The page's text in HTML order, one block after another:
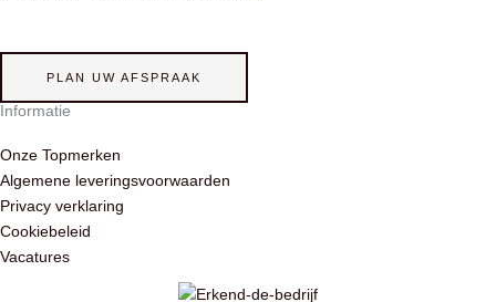
PLAN UW AFSPRAAK
Informatie
Onze Topmerken
Algemene leveringsvoorwaarden
Privacy verklaring
Cookiebeleid
Vacatures